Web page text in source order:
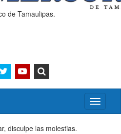
de Tamaulipas.
Activar/
menú
disculpe las molestias.